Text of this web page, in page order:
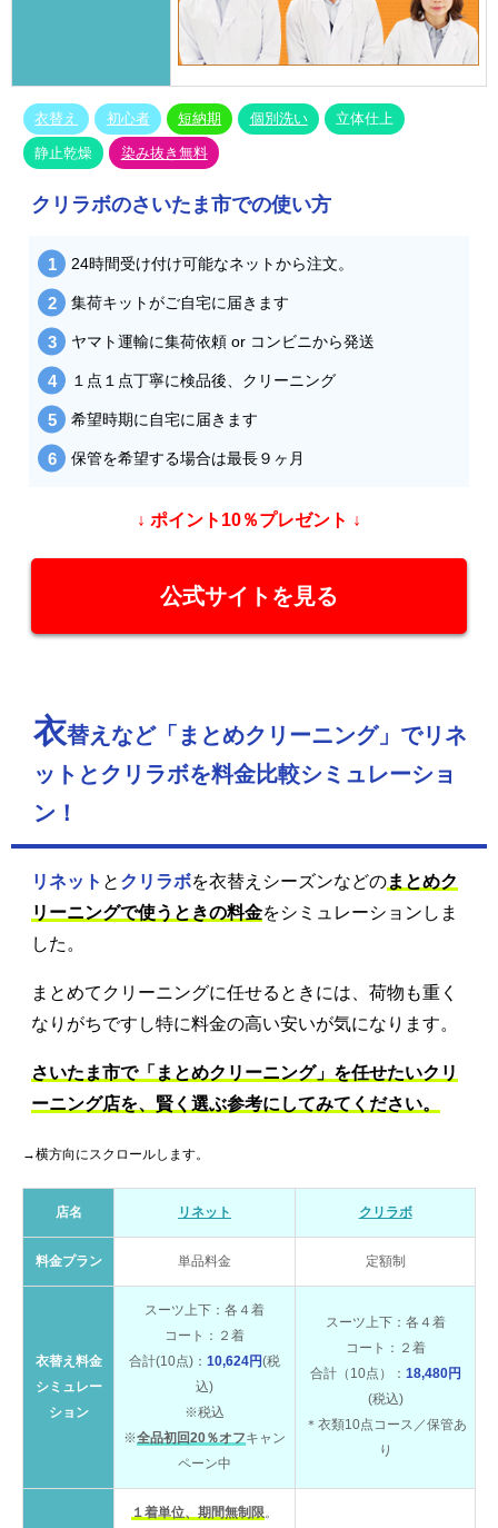
衣替え 初心者 短納期 個別洗い 立体仕上
静止乾燥 染み抜き無料
クリラボのさいたま市での使い方
24時間受け付け可能なネットから注文。
集荷キットがご自宅に届きます
ヤマト運輸に集荷依頼 or コンビニから発送
１点１点丁寧に検品後、クリーニング
希望時期に自宅に届きます
保管を希望する場合は最長９ヶ月
↓ ポイント10％プレゼント ↓
公式サイトを見る
衣替えなど「まとめクリーニング」でリネ
ットとクリラボを料金比較シミュレーショ
ン！
リネット と クリラボを衣替えシーズンなどのまとめク
リーニングで使うときの料金をシミュレーションしま
した。
まとめてクリーニングに任せるときには、荷物も重く
なりがちですし特に料金の高い安いが気になります。
さいたま市で「まとめクリーニング」を任せたいクリ
ーニング店を、賢く選ぶ参考にしてみてください。
→横方向にスクロールします。
店名 リネット クリラボ
料金プラン 単品料金 定額制
衣替え料金
シミュレー
ション
スーツ上下：各４着
コート：２着
合計(10点)： 10,624円(税
込)
※税込
※全品初回20％オフキャン
ペーン中
スーツ上下：各４着
コート：２着
合計（10点）： 18,480円
(税込)
＊衣類10点コース／保管あ
り
１着単位、期間無制限。